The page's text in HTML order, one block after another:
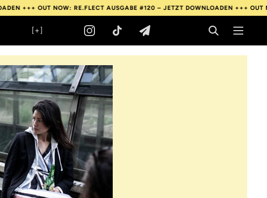
NOW: RE.FLECT AUSGABE #120 – JETZT DOWNLOADEN +++OUT NOW:
[+]